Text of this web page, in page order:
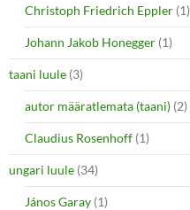
Christoph Friedrich Eppler (1)
Johann Jakob Honegger (1)
taani luule (3)
autor määratlemata (taani) (2)
Claudius Rosenhoff (1)
ungari luule (34)
János Garay (1)